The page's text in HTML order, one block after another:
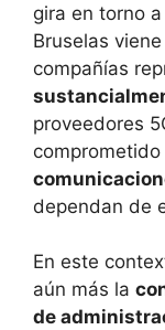
gira en torno a
Bruselas
compañías
proveedores
comprometido
dependan de
En este
aún más la
de